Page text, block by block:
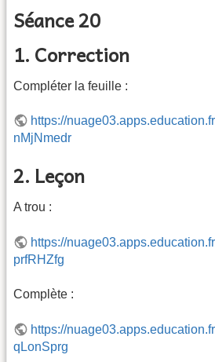
Séance 20
1. Correction
Compléter la feuille :
https://
nMjNmedr
2. Leçon
A trou :
https://
prfRHZfg
Complète :
https://
qLonSprg